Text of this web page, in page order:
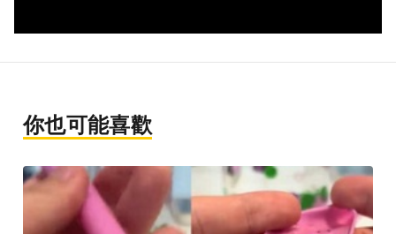
你也可能喜歡